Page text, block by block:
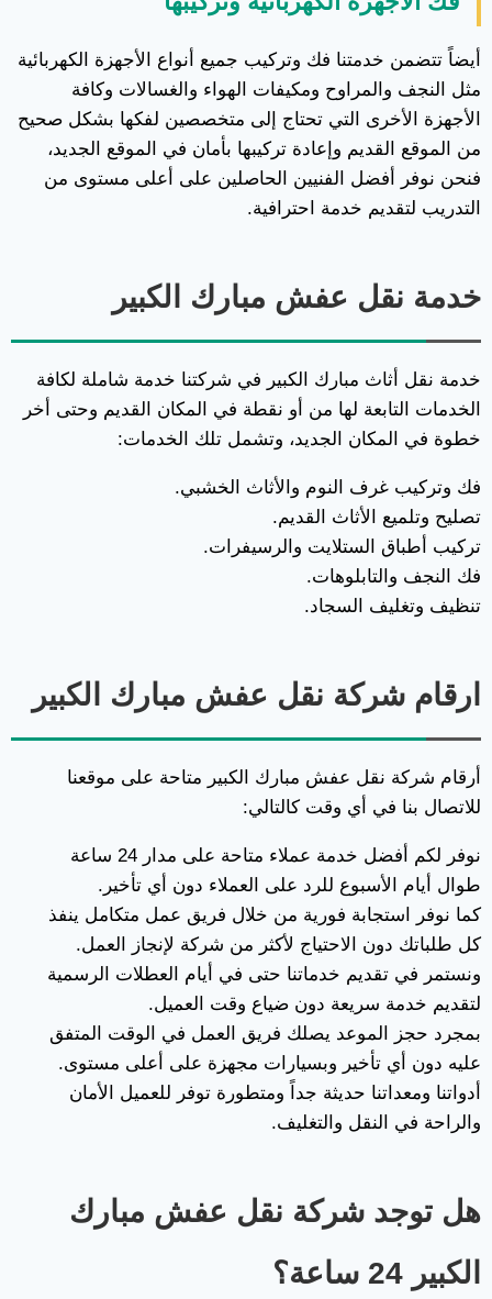
أيضاً تتضمن خدمتنا فك وتركيب جميع أنواع الأجهزة الكهربائية
مثل النجف والمراوح ومكيفات الهواء والغسالات وكافة
الأجهزة الأخرى التي تحتاج إلى متخصصين لفكها بشكل صحيح
من الموقع القديم وإعادة تركيبها بأمان في الموقع الجديد،
فنحن نوفر أفضل الفنيين الحاصلين على أعلى مستوى من
التدريب لتقديم خدمة احترافية.
خدمة نقل عفش مبارك الكبير
خدمة نقل أثاث مبارك الكبير في شركتنا خدمة شاملة لكافة
الخدمات التابعة لها من أو نقطة في المكان القديم وحتى أخر
خطوة في المكان الجديد، وتشمل تلك الخدمات:
فك وتركيب غرف النوم والأثاث الخشبي.
تصليح وتلميع الأثاث القديم.
تركيب أطباق الستلايت والرسيفرات.
فك النجف والتابلوهات.
تنظيف وتغليف السجاد.
ارقام شركة نقل عفش مبارك الكبير
أرقام شركة نقل عفش مبارك الكبير متاحة على موقعنا
للاتصال بنا في أي وقت كالتالي:
نوفر لكم أفضل خدمة عملاء متاحة على مدار 24 ساعة
طوال أيام الأسبوع للرد على العملاء دون أي تأخير.
كما نوفر استجابة فورية من خلال فريق عمل متكامل ينفذ
كل طلباتك دون الاحتياج لأكثر من شركة لإنجاز العمل.
ونستمر في تقديم خدماتنا حتى في أيام العطلات الرسمية
لتقديم خدمة سريعة دون ضياع وقت العميل.
بمجرد حجز الموعد يصلك فريق العمل في الوقت المتفق
عليه دون أي تأخير وبسيارات مجهزة على أعلى مستوى.
أدواتنا ومعداتنا حديثة جداً ومتطورة توفر للعميل الأمان
والراحة في النقل والتغليف.
هل توجد شركة نقل عفش مبارك
الكبير 24 ساعة؟